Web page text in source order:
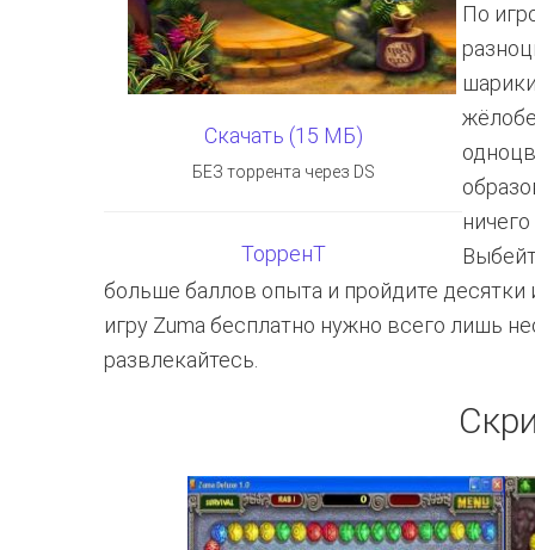
Скачать (15 МБ)
БЕЗ торрента через DS
ТорренТ
По
больше баллов опыта и пройдите
игру Zuma бесплатно нужно всего лишь
развлекайтесь.